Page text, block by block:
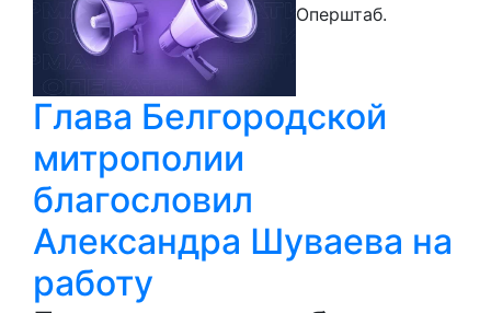
Оперштаб.
Глава Белгородской
митрополии
благословил
Александра Шуваева на
работу